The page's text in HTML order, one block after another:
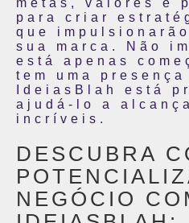
metas, valores e
para criar
que
sua marca. Não
está apenas
tem uma
IdeiasBlah está
ajudá-lo a
incríveis.
DESCUBRA
NEGÓCIO